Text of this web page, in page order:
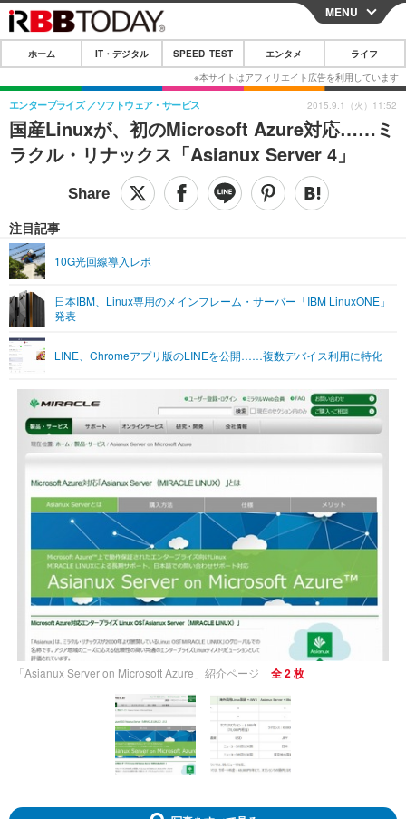
CLOSE
ホーム
IT・デジタル
IT・デジタルTOP スマートフォン
ショッピング その他
SPEED TEST
エンタメTOP 映画・ドラマ
ショッピング その他
ライフTOP
リリース一覧
プッシュ通知の停止方法
MENU
ホーム IT・デジタル SPEED TEST エンタメ ライフ
国産Linuxが、初のMicrosoft Azure対応……ミ
ラクル・リナックス「Asianux Server 4」
エンタープライズ ソフトウェア・サービス
注目記事
10G光回線導入レポ
日本IBM、Linux専用のメインフレーム・サーバー「IBM LinuxONE」
発表
LINE、Chromeアプリ版のLINEを公開……複数デバイス利用に特化
2015.9.1（火）11:52
「Asianux Server on Microsoft Azure」紹介ページ 全 2 枚